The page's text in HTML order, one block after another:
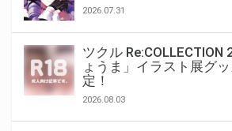
2026.07.31
ツクル Re:COLLECTION
ょうま」イラスト展グ
定！
2026.08.03